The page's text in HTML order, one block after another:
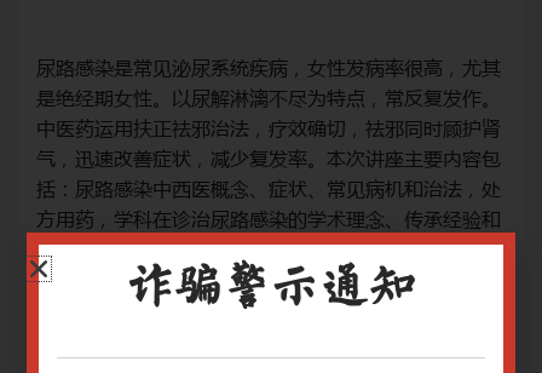
尿路感染是常见泌尿系统疾病，女性发病率很高，尤其
是绝经期女性。以尿解淋漓不尽为特点，常反复发作。
中医药运用扶正祛邪治法，疗效确切，祛邪同时顾护肾
气，迅速改善症状，减少复发率。本次讲座主要内容包
括：尿路感染中西医概念、症状、常见病机和治法，处
方用药，学科在诊治尿路感染的学术理念、传承经验和
创新方案。
治疗手段：中药方、中成药
网上报名截止日期：19/04/2024 9.00am
诈骗警示通知